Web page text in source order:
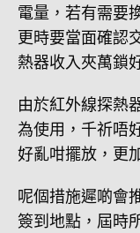
電量，若有需要
更時要當面確認
熱器收入夾萬鎖
由於紅外線探熱
為使用，千祈唔
好亂咁擺放，更
呢個措施遲啲會
簽到地點，屆時